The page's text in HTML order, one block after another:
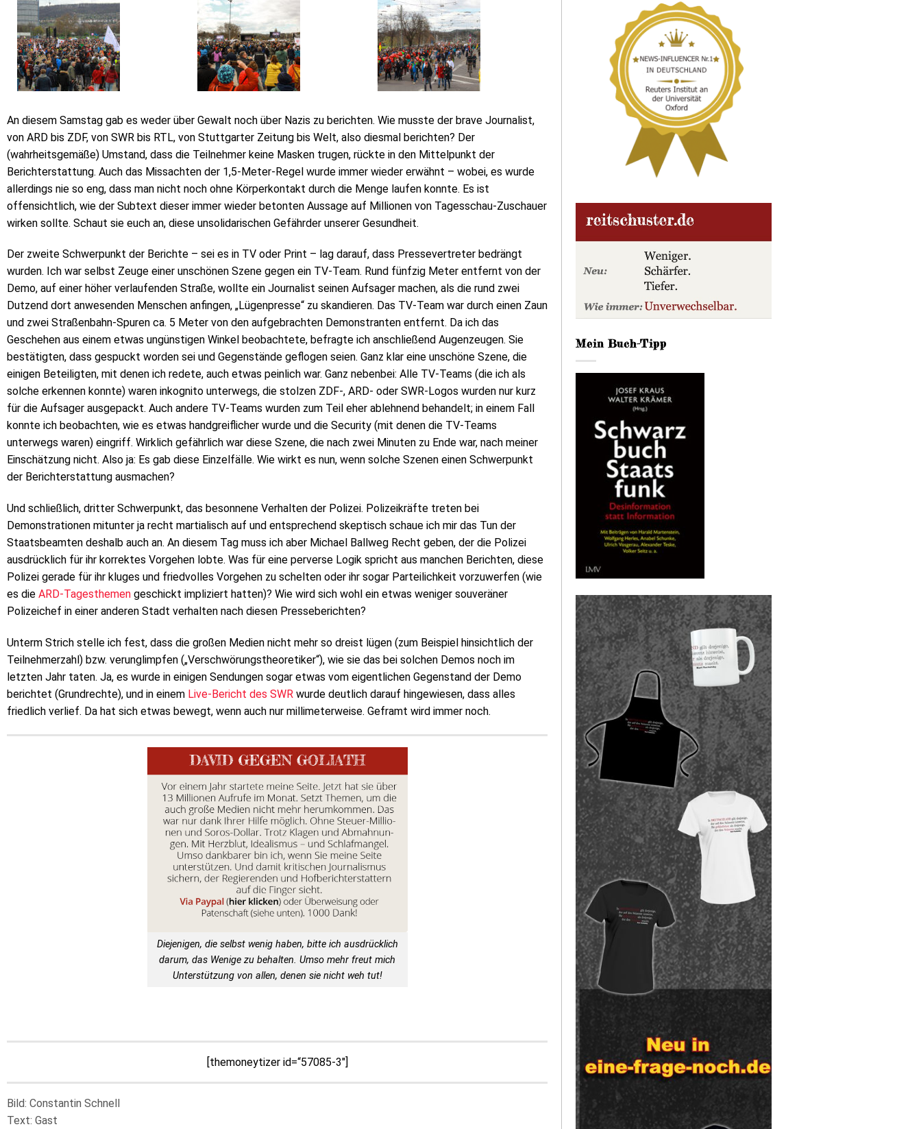
An diesem Samstag gab es weder über Gewalt noch über Nazis zu berichten. Wie musste der brave Journalist,
von ARD bis ZDF, von SWR bis RTL, von Stuttgarter Zeitung bis Welt, also diesmal berichten? Der
(wahrheitsgemäße) Umstand, dass die Teilnehmer keine Masken trugen, rückte in den Mittelpunkt der
Berichterstattung. Auch das Missachten der 1,5-Meter-Regel wurde immer wieder erwähnt – wobei, es wurde
allerdings nie so eng, dass man nicht noch ohne Körperkontakt durch die Menge laufen konnte. Es ist
offensichtlich, wie der Subtext dieser immer wieder betonten Aussage auf Millionen von Tagesschau-Zuschauer
wirken sollte. Schaut sie euch an, diese unsolidarischen Gefährder unserer Gesundheit.
Der zweite Schwerpunkt der Berichte – sei es in TV oder Print – lag darauf, dass Pressevertreter bedrängt
wurden. Ich war selbst Zeuge einer unschönen Szene gegen ein TV-Team. Rund fünfzig Meter entfernt von der
Demo, auf einer höher verlaufenden Straße, wollte ein Journalist seinen Aufsager machen, als die rund zwei
Dutzend dort anwesenden Menschen anfingen, „Lügenpresse“ zu skandieren. Das TV-Team war durch einen Zaun
und zwei Straßenbahn-Spuren ca. 5 Meter von den aufgebrachten Demonstranten entfernt. Da ich das
Geschehen aus einem etwas ungünstigen Winkel beobachtete, befragte ich anschließend Augenzeugen. Sie
bestätigten, dass gespuckt worden sei und Gegenstände geflogen seien. Ganz klar eine unschöne Szene, die
einigen Beteiligten, mit denen ich redete, auch etwas peinlich war. Ganz nebenbei: Alle TV-Teams (die ich als
solche erkennen konnte) waren inkognito unterwegs, die stolzen ZDF-, ARD- oder SWR-Logos wurden nur kurz
für die Aufsager ausgepackt. Auch andere TV-Teams wurden zum Teil eher ablehnend behandelt; in einem Fall
konnte ich beobachten, wie es etwas handgreiflicher wurde und die Security (mit denen die TV-Teams
unterwegs waren) eingriff. Wirklich gefährlich war diese Szene, die nach zwei Minuten zu Ende war, nach meiner
Einschätzung nicht. Also ja: Es gab diese Einzelfälle. Wie wirkt es nun, wenn solche Szenen einen Schwerpunkt
der Berichterstattung ausmachen?
Und schließlich, dritter Schwerpunkt, das besonnene Verhalten der Polizei. Polizeikräfte treten bei
Demonstrationen mitunter ja recht martialisch auf und entsprechend skeptisch schaue ich mir das Tun der
Staatsbeamten deshalb auch an. An diesem Tag muss ich aber Michael Ballweg Recht geben, der die Polizei
ausdrücklich für ihr korrektes Vorgehen lobte. Was für eine perverse Logik spricht aus manchen Berichten, diese
Polizei gerade für ihr kluges und friedvolles Vorgehen zu schelten oder ihr sogar Parteilichkeit vorzuwerfen (wie
es die ARD-Tagesthemen geschickt impliziert hatten)? Wie wird sich wohl ein etwas weniger souveräner
Polizeichef in einer anderen Stadt verhalten nach diesen Presseberichten?
Unterm Strich stelle ich fest, dass die großen Medien nicht mehr so dreist lügen (zum Beispiel hinsichtlich der
Teilnehmerzahl) bzw. verunglimpfen („Verschwörungstheoretiker“), wie sie das bei solchen Demos noch im
letzten Jahr taten. Ja, es wurde in einigen Sendungen sogar etwas vom eigentlichen Gegenstand der Demo
berichtet (Grundrechte), und in einem Live-Bericht des SWR wurde deutlich darauf hingewiesen, dass alles
friedlich verlief. Da hat sich etwas bewegt, wenn auch nur millimeterweise. Geframt wird immer noch.
Diejenigen, die selbst wenig haben, bitte ich ausdrücklich
darum, das Wenige zu behalten. Umso mehr freut mich
Unterstützung von allen, denen sie nicht weh tut!
[themoneytizer id=“57085-3″]
Bild: Constantin Schnell
Text: Gast
Mein Buch-Tipp